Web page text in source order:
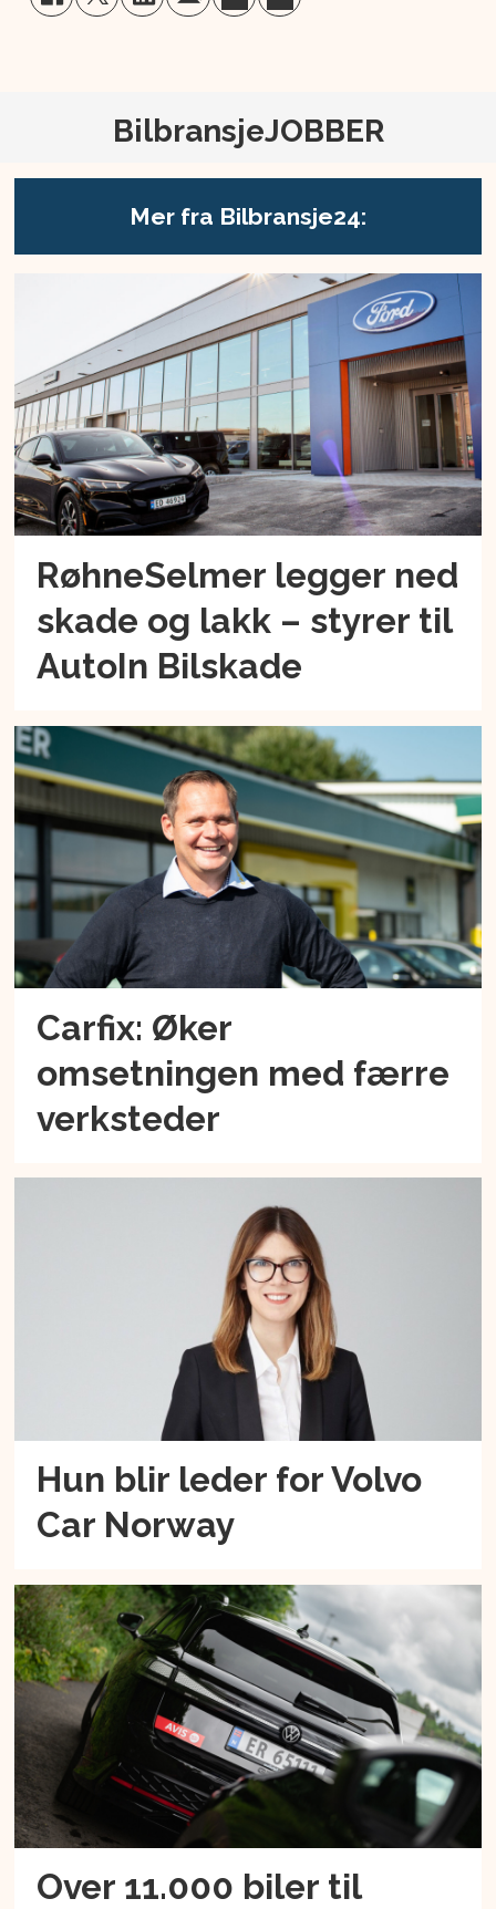
BilbransjeJOBBER
Mer fra Bilbransje24:
RøhneSelmer legger ned
skade og lakk – styrer til
AutoIn Bilskade
Carfix: Øker
omsetningen med færre
verksteder
Hun blir leder for Volvo
Car Norway
Over 11.000 biler til